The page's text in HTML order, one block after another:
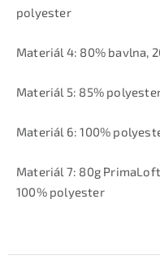
polyester
Materiál 4: 80% bavlna,
Materiál 5: 85%
Materiál 6: 100%
Materiál 7: 80g
100% polyester